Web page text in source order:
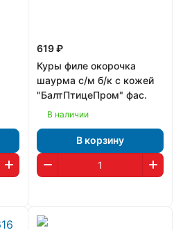
619 ₽
Куры филе окорочка
шаурма с/м б/к с кожей
"БалтПтицеПром" фас.
В наличии
В корзину